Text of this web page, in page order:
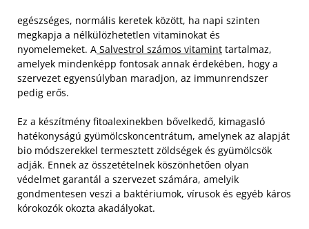
egészséges, normális keretek között, ha napi szinten
megkapja a nélkülözhetetlen vitaminokat és
nyomelemeket. A Salvestrol számos vitamint tartalmaz,
amelyek mindenképp fontosak annak érdekében, hogy a
szervezet egyensúlyban maradjon, az immunrendszer
pedig erős.
Ez a készítmény fitoalexinekben bővelkedő, kimagasló
hatékonyságú gyümölcskoncentrátum, amelynek az alapját
bio módszerekkel termesztett zöldségek és gyümölcsök
adják. Ennek az összetételnek köszönhetően olyan
védelmet garantál a szervezet számára, amelyik
gondmentesen veszi a baktériumok, vírusok és egyéb káros
kórokozók okozta akadályokat.